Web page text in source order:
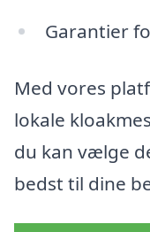
Garantier
Med vores
lokale
du kan vælge
bedst til dine